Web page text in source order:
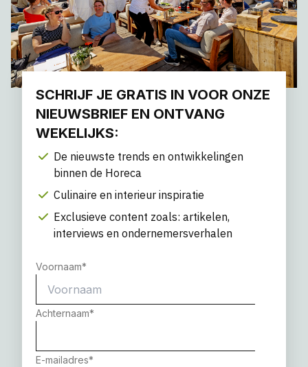
SCHRIJF JE GRATIS IN VOOR ONZE
NIEUWSBRIEF EN ONTVANG
WEKELIJKS:
De nieuwste trends en ontwikkelingen
binnen de Horeca
Culinaire en interieur inspiratie
Exclusieve content zoals: artikelen,
interviews en ondernemersverhalen
Voornaam*
Achternaam*
E-mailadres*